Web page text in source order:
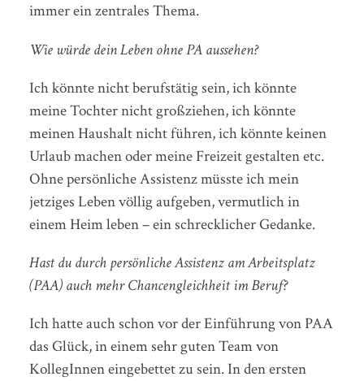
immer ein zentrales Thema.
Wie würde dein Leben ohne PA aussehen?
Ich könnte nicht berufstätig sein, ich könnte
meine Tochter nicht großziehen, ich könnte
meinen Haushalt nicht führen, ich könnte keinen
Urlaub machen oder meine Freizeit gestalten etc.
Ohne persönliche Assistenz müsste ich mein
jetziges Leben völlig aufgeben, vermutlich in
einem Heim leben – ein schrecklicher Gedanke.
Hast du durch persönliche Assistenz am Arbeitsplatz
(PAA) auch mehr Chancengleichheit im Beruf?
Ich hatte auch schon vor der Einführung von PAA
das Glück, in einem sehr guten Team von
KollegInnen eingebettet zu sein. In den ersten